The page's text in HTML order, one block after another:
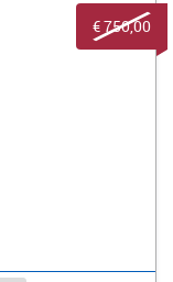
€ 750,00